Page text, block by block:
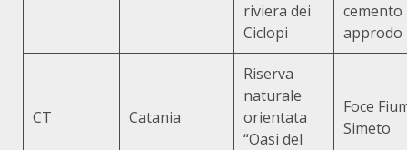
riviera dei
Ciclopi
cemento
approdo
CT Catania
Riserva
naturale
orientata
“Oasi del
Foce
Simeto